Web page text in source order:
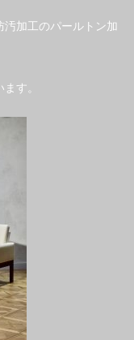
加工のパールトン加
す。